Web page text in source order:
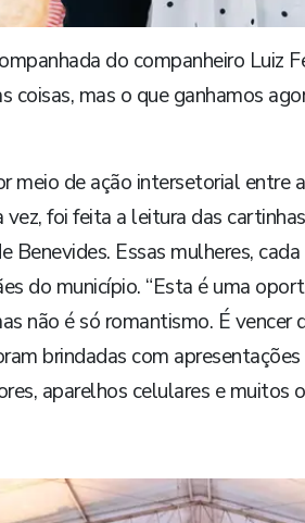
do companheiro Luiz
coisas, mas o que ganhamos
meio de ação intersetorial entre
vez, foi feita a leitura das
Benevides. Essas mulheres,
do município. “Esta é uma
não é só romantismo. É vencer
brindadas com
aparelhos celulares e muitos